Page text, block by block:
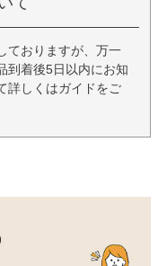
ておりますが、万一
到着後5日以内にお知
詳しくはガイドをご